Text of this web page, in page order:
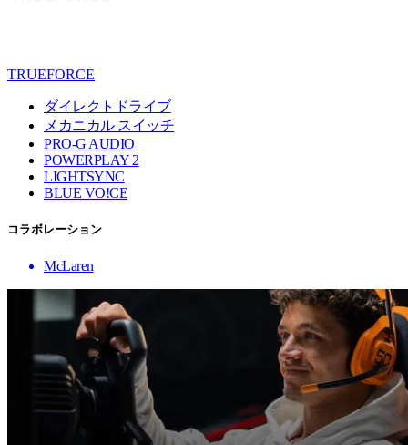
TRUEFORCE
ダイレクトドライブ
メカニカル スイッチ
PRO-G AUDIO
POWERPLAY 2
LIGHTSYNC
BLUE VO!CE
コラボレーション
McLaren